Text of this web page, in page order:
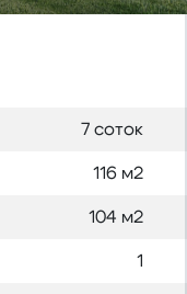
7 соток
116 м2
104 м2
1